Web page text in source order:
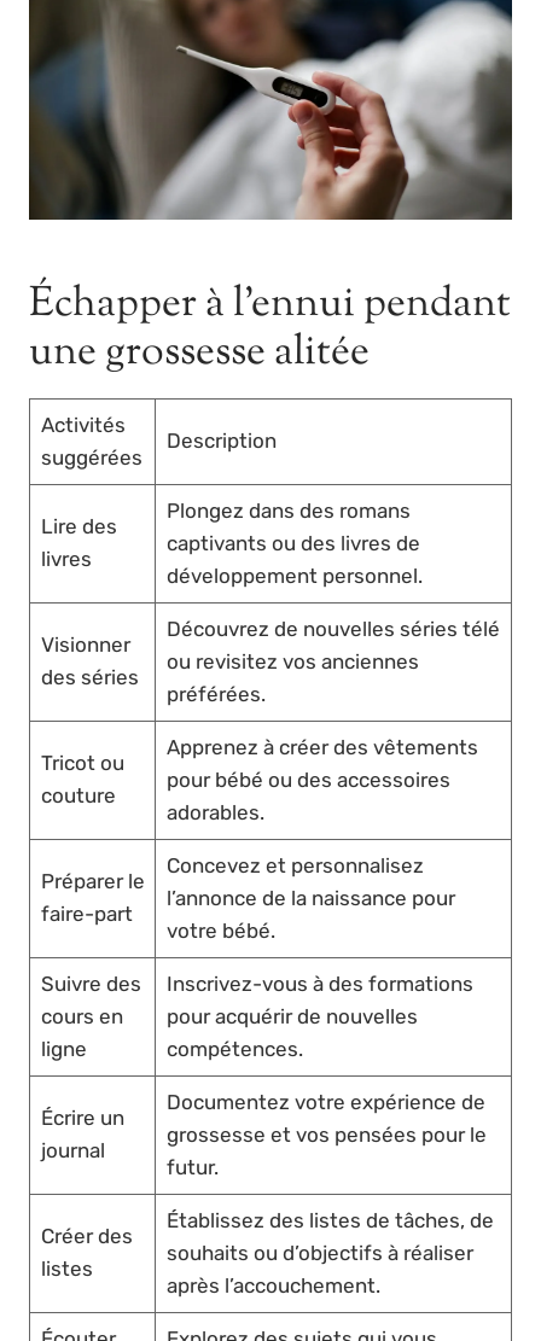
Échapper à l’ennui pendant
une grossesse alitée
Activités
suggérées
Description
Lire des
livres
Plongez dans des romans
captivants ou des livres de
développement personnel.
Visionner
des séries
Découvrez de nouvelles séries télé
ou revisitez vos anciennes
préférées.
Tricot ou
couture
Apprenez à créer des vêtements
pour bébé ou des accessoires
adorables.
Préparer le
faire-part
Concevez et personnalisez
l’annonce de la naissance pour
votre bébé.
Suivre des
cours en
ligne
Inscrivez-vous à des formations
pour acquérir de nouvelles
compétences.
Écrire un
journal
Documentez votre expérience de
grossesse et vos pensées pour le
futur.
Créer des
listes
Établissez des listes de tâches, de
souhaits ou d’objectifs à réaliser
après l’accouchement.